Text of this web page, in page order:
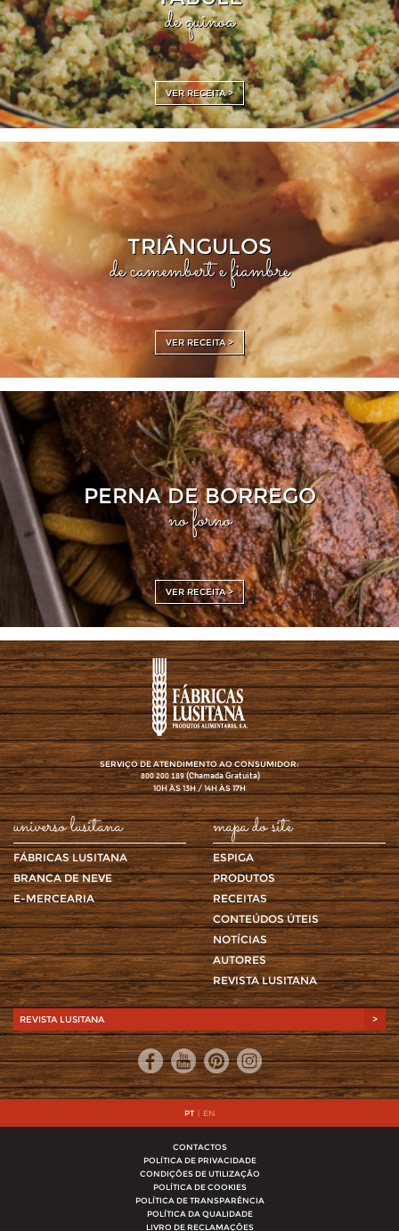
de quinoa
VER RECEITA >
TRIÂNGULOS
de camembert e fiambre
VER RECEITA >
PERNA DE BORREGO
no forno
VER RECEITA >
SERVIÇO DE ATENDIMENTO AO CONSUMIDOR:
800 200 189(Chamada Gratuita)
10H ÀS 13H / 14H ÀS 17H
universo lusitana
FÁBRICAS LUSITANA
BRANCA DE NEVE
E-MERCEARIA
mapa do site
ESPIGA
PRODUTOS
RECEITAS
CONTEÚDOS ÚTEIS
NOTÍCIAS
AUTORES
REVISTA LUSITANA
REVISTA LUSITANA >
PT | EN
CONTACTOS
POLÍTICA DE PRIVACIDADE
CONDIÇÕES DE UTILIZAÇÃO
POLÍTICA DE COOKIES
POLÍTICA DE TRANSPARÊNCIA
POLÍTICA DA QUALIDADE
LIVRO DE RECLAMAÇÕES